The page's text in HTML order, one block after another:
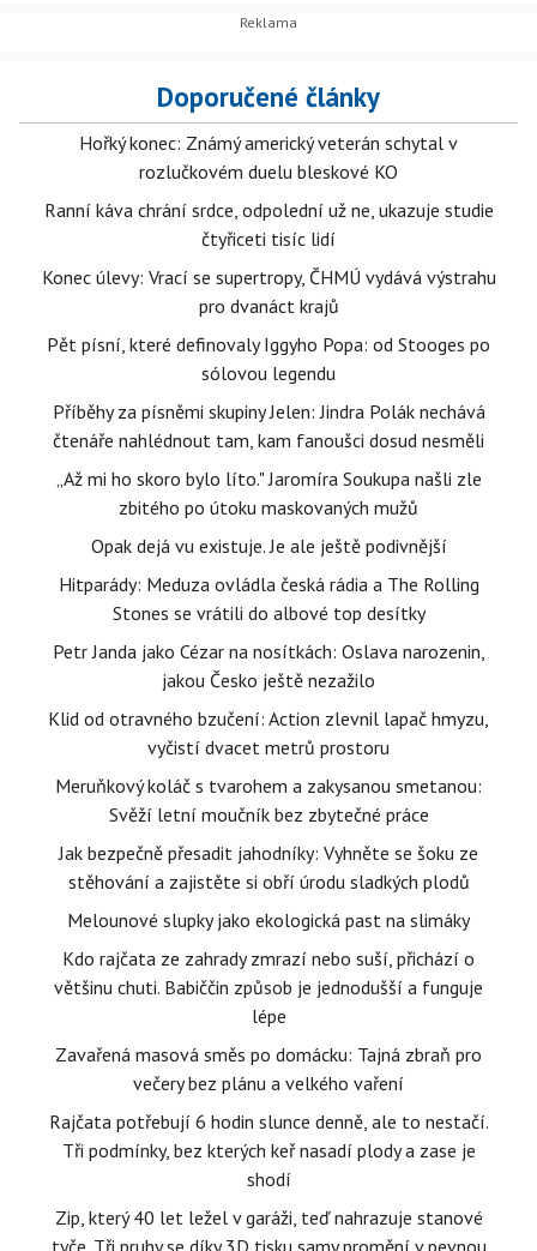
Doporučené články
Hořký konec: Známý americký veterán schytal v
rozlučkovém duelu bleskové KO
Ranní káva chrání srdce, odpolední už ne, ukazuje studie
čtyřiceti tisíc lidí
Konec úlevy: Vrací se supertropy, ČHMÚ vydává výstrahu
pro dvanáct krajů
Pět písní, které definovaly Iggyho Popa: od Stooges po
sólovou legendu
Příběhy za písněmi skupiny Jelen: Jindra Polák nechává
čtenáře nahlédnout tam, kam fanoušci dosud nesměli
„Až mi ho skoro bylo líto." Jaromíra Soukupa našli zle
zbitého po útoku maskovaných mužů
Opak dejá vu existuje. Je ale ještě podivnější
Hitparády: Meduza ovládla česká rádia a The Rolling
Stones se vrátili do albové top desítky
Petr Janda jako Cézar na nosítkách: Oslava narozenin,
jakou Česko ještě nezažilo
Klid od otravného bzučení: Action zlevnil lapač hmyzu,
vyčistí dvacet metrů prostoru
Meruňkový koláč s tvarohem a zakysanou smetanou:
Svěží letní moučník bez zbytečné práce
Jak bezpečně přesadit jahodníky: Vyhněte se šoku ze
stěhování a zajistěte si obří úrodu sladkých plodů
Melounové slupky jako ekologická past na slimáky
Kdo rajčata ze zahrady zmrazí nebo suší, přichází o
většinu chuti. Babiččin způsob je jednodušší a funguje
lépe
Zavařená masová směs po domácku: Tajná zbraň pro
večery bez plánu a velkého vaření
Rajčata potřebují 6 hodin slunce denně, ale to nestačí.
Tři podmínky, bez kterých keř nasadí plody a zase je
shodí
Zip, který 40 let ležel v garáži, teď nahrazuje stanové
tyče. Tři pruhy se díky 3D tisku samy promění v pevnou